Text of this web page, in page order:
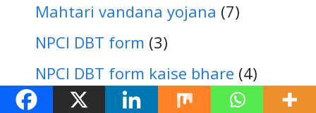
Mahtari vandana yojana (7)
NPCI DBT form (3)
NPCI DBT form kaise bhare (4)
pm kisan
(8)